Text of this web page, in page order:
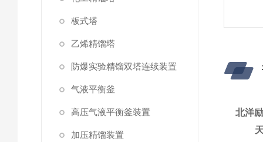
板式塔
乙烯精馏塔
防爆实验精馏双塔连续装置
气液平衡釜
高压气液平衡釜装置
加压精馏装置
北洋
天津